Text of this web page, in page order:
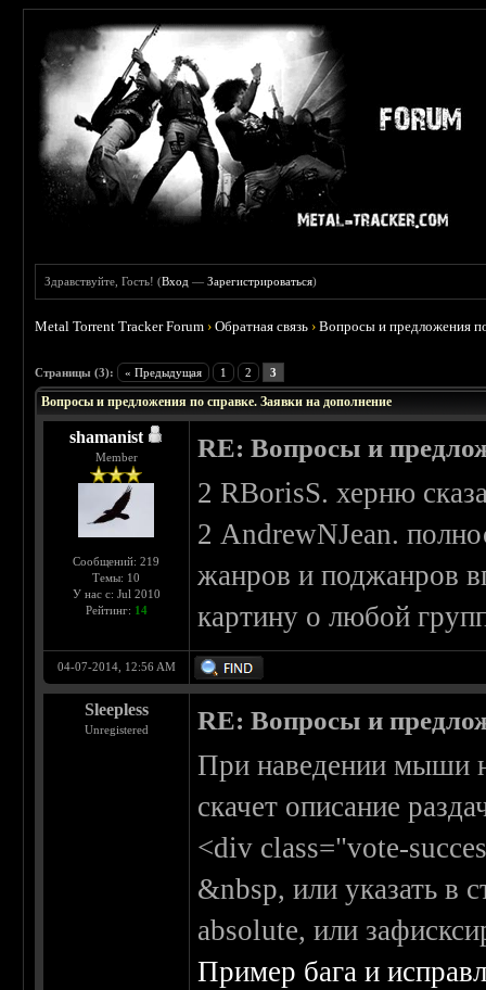
Здравствуйте, Гость! (Вход —Зарегистрироваться)
Metal Torrent Tracker Forum ›Обратная связь ›Вопросы и предложения
Страницы (3): « Предыдущая 1 2 3
Вопросы и предложения по справке. Заявки на дополнение
shamanist
Member
Сообщений: 219
Темы: 10
У нас с: Jul 2010
Рейтинг: 14
RE: Вопросы и
2 RBorisS. херню
2 AndrewNJean.
жанров и поджанров
картину о любой
04-07-2014, 12:56 AM
Sleepless
Unregistered RE: Вопросы и
При наведении мыши
скачет описание
<div class="vote-
&nbsp, или указать в
absolute, или
Пример бага и